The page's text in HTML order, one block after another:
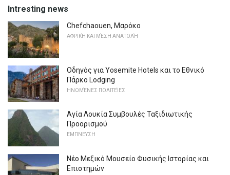
Intresting news
Chefchaouen, Μαρόκο
ΑΦΡΙΚΉ ΚΑΙ ΜΈΣΗ ΑΝΑΤΟΛΉ
Οδηγός για Yosemite Hotels και το Εθνικό
Πάρκο Lodging
ΗΝΩΜΈΝΕΣ ΠΟΛΙΤΕΊΕΣ
Αγία Λουκία Συμβουλές Ταξιδιωτικής
Προορισμού
ΕΜΠΝΕΥΣΗ
Νέο Μεξικό Μουσείο Φυσικής Ιστορίας και
Επιστημών